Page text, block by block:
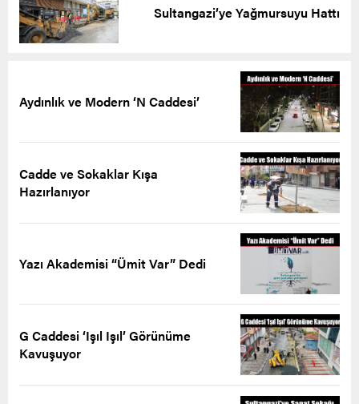
Sultangazi’ye Yağmursuyu Hattı
Aydınlık ve Modern ‘N Caddesi’
Cadde ve Sokaklar Kışa
Hazırlanıyor
Yazı Akademisi “Ümit Var” Dedi
G Caddesi ‘Işıl Işıl’ Görünüme
Kavuşuyor